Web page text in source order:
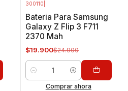
300110
Bateria Para Samsung
Galaxy Z Flip 3 F711
2370 Mah
$19.900$24.900
Cantidad
Comprar ahora